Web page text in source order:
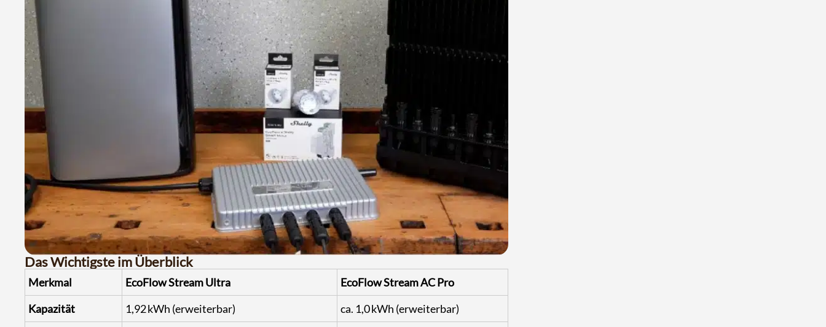
Das Wichtigste im Überblick
Merkmal EcoFlow Stream Ultra
EcoFlow Stream AC Pro
Kapazität
1,92 kWh (erweiterbar)
ca. 1,0 kWh (erweiterbar)